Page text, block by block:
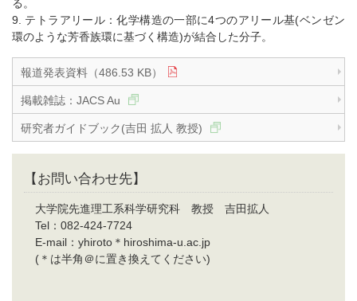
る。
9. テトラアリール：化学構造の一部に4つのアリール基(ベンゼン
環のような芳香族環に基づく構造)が結合した分子。
報道発表資料（486.53 KB）
掲載雑誌：JACS Au
研究者ガイドブック(吉田 拡人 教授)
【お問い合わせ先】
大学院先進理工系科学研究科 教授 吉田拡人
Tel：082-424-7724
E-mail：yhiroto＊hiroshima-u.ac.jp
(＊は半角＠に置き換えてください)